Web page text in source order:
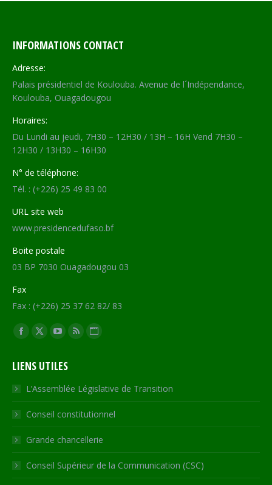
INFORMATIONS CONTACT
Adresse:
Palais présidentiel de Koulouba. Avenue de l´Indépendance,
Koulouba, Ouagadougou
Horaires:
Du Lundi au jeudi, 7H30 – 12H30 / 13H – 16H Vend 7H30 –
12H30 / 13H30 – 16H30
N° de téléphone:
Tél. : (+226) 25 49 83 00
URL site web
www.presidencedufaso.bf
Boite postale
03 BP 7030 Ouagadougou 03
Fax
Fax : (+226) 25 37 62 82/ 83
Trouvez nous sur :
Facebook
opens
in
new
window
X
opens
in
new
window
YouTube
opens
in
new
window
RSS
in
new
window
Site
opens
in
new
LIENS UTILES
L’Assemblée Législative de Transition
Conseil constitutionnel
Grande chancellerie
Conseil Supérieur de la Communication (CSC)